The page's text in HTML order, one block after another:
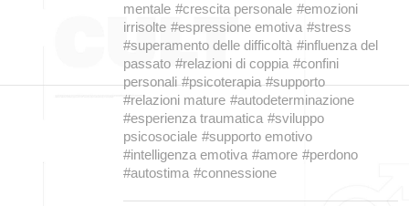
mentale #crescita personale #emozioni
irrisolte #espressione emotiva #stress
#superamento delle difficoltà #influenza del
passato #relazioni di coppia #confini
personali #psicoterapia #supporto
#relazioni mature #autodeterminazione
#esperienza traumatica #sviluppo
psicosociale #supporto emotivo
#intelligenza emotiva #amore #perdono
#autostima #connessione